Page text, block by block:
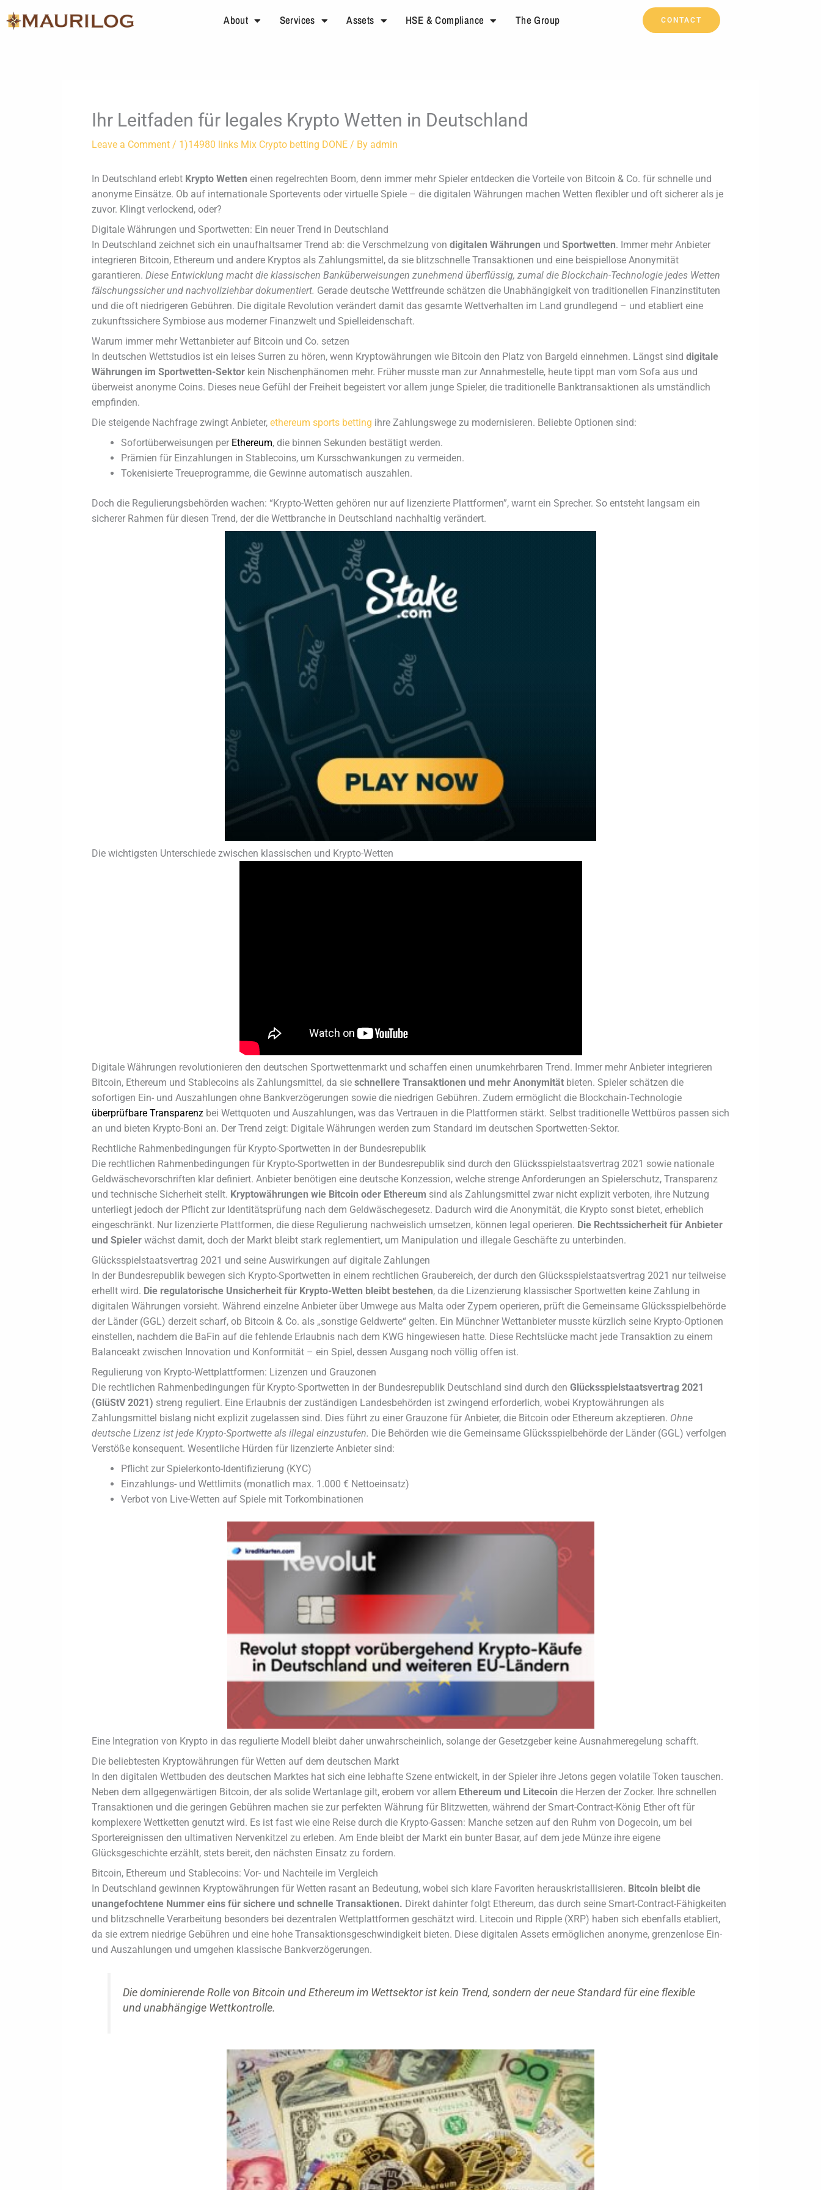
to
About Services Assets HSE & Compliance The Group CONTACT
Ihr Leitfaden für legales Krypto Wetten in Deutschland
Leave a Comment / 1)14980 links Mix Crypto betting DONE / By admin
In Deutschland erlebt Krypto Wetten einen regelrechten Boom, denn immer mehr Spieler entdecken die Vorteile von Bitcoin & Co. für schnelle und
anonyme Einsätze. Ob auf internationale Sportevents oder virtuelle Spiele – die digitalen Währungen machen Wetten flexibler und oft sicherer als je
zuvor. Klingt verlockend, oder?
Digitale Währungen und Sportwetten: Ein neuer Trend in Deutschland
In Deutschland zeichnet sich ein unaufhaltsamer Trend ab: die Verschmelzung von digitalen Währungen und Sportwetten. Immer mehr Anbieter
integrieren Bitcoin, Ethereum und andere Kryptos als Zahlungsmittel, da sie blitzschnelle Transaktionen und eine beispiellose Anonymität
garantieren. Diese Entwicklung macht die klassischen Banküberweisungen zunehmend überflüssig, zumal die Blockchain-Technologie jedes Wetten
fälschungssicher und nachvollziehbar dokumentiert. Gerade deutsche Wettfreunde schätzen die Unabhängigkeit von traditionellen Finanzinstituten
und die oft niedrigeren Gebühren. Die digitale Revolution verändert damit das gesamte Wettverhalten im Land grundlegend – und etabliert eine
zukunftssichere Symbiose aus moderner Finanzwelt und Spielleidenschaft.
Warum immer mehr Wettanbieter auf Bitcoin und Co. setzen
In deutschen Wettstudios ist ein leises Surren zu hören, wenn Kryptowährungen wie Bitcoin den Platz von Bargeld einnehmen. Längst sind digitale
Währungen im Sportwetten-Sektor kein Nischenphänomen mehr. Früher musste man zur Annahmestelle, heute tippt man vom Sofa aus und
überweist anonyme Coins. Dieses neue Gefühl der Freiheit begeistert vor allem junge Spieler, die traditionelle Banktransaktionen als umständlich
empfinden.
Die steigende Nachfrage zwingt Anbieter, ethereum sports betting ihre Zahlungswege zu modernisieren. Beliebte Optionen sind:
Sofortüberweisungen per Ethereum, die binnen Sekunden bestätigt werden.
Prämien für Einzahlungen in Stablecoins, um Kursschwankungen zu vermeiden.
Tokenisierte Treueprogramme, die Gewinne automatisch auszahlen.
Doch die Regulierungsbehörden wachen: “Krypto-Wetten gehören nur auf lizenzierte Plattformen”, warnt ein Sprecher. So entsteht langsam ein
sicherer Rahmen für diesen Trend, der die Wettbranche in Deutschland nachhaltig verändert.
Die wichtigsten Unterschiede zwischen klassischen und Krypto-Wetten
Digitale Währungen revolutionieren den deutschen Sportwettenmarkt und schaffen einen unumkehrbaren Trend. Immer mehr Anbieter integrieren
Bitcoin, Ethereum und Stablecoins als Zahlungsmittel, da sie schnellere Transaktionen und mehr Anonymität bieten. Spieler schätzen die
sofortigen Ein- und Auszahlungen ohne Bankverzögerungen sowie die niedrigen Gebühren. Zudem ermöglicht die Blockchain-Technologie
überprüfbare Transparenz bei Wettquoten und Auszahlungen, was das Vertrauen in die Plattformen stärkt. Selbst traditionelle Wettbüros passen sich
an und bieten Krypto-Boni an. Der Trend zeigt: Digitale Währungen werden zum Standard im deutschen Sportwetten-Sektor.
Rechtliche Rahmenbedingungen für Krypto-Sportwetten in der Bundesrepublik
Die rechtlichen Rahmenbedingungen für Krypto-Sportwetten in der Bundesrepublik sind durch den Glücksspielstaatsvertrag 2021 sowie nationale
Geldwäschevorschriften klar definiert. Anbieter benötigen eine deutsche Konzession, welche strenge Anforderungen an Spielerschutz, Transparenz
und technische Sicherheit stellt. Kryptowährungen wie Bitcoin oder Ethereum sind als Zahlungsmittel zwar nicht explizit verboten, ihre Nutzung
unterliegt jedoch der Pflicht zur Identitätsprüfung nach dem Geldwäschegesetz. Dadurch wird die Anonymität, die Krypto sonst bietet, erheblich
eingeschränkt. Nur lizenzierte Plattformen, die diese Regulierung nachweislich umsetzen, können legal operieren. Die Rechtssicherheit für Anbieter
und Spieler wächst damit, doch der Markt bleibt stark reglementiert, um Manipulation und illegale Geschäfte zu unterbinden.
Glücksspielstaatsvertrag 2021 und seine Auswirkungen auf digitale Zahlungen
In der Bundesrepublik bewegen sich Krypto-Sportwetten in einem rechtlichen Graubereich, der durch den Glücksspielstaatsvertrag 2021 nur teilweise
erhellt wird. Die regulatorische Unsicherheit für Krypto-Wetten bleibt bestehen, da die Lizenzierung klassischer Sportwetten keine Zahlung in
digitalen Währungen vorsieht. Während einzelne Anbieter über Umwege aus Malta oder Zypern operieren, prüft die Gemeinsame Glücksspielbehörde
der Länder (GGL) derzeit scharf, ob Bitcoin & Co. als „sonstige Geldwerte“ gelten. Ein Münchner Wettanbieter musste kürzlich seine Krypto-Optionen
einstellen, nachdem die BaFin auf die fehlende Erlaubnis nach dem KWG hingewiesen hatte. Diese Rechtslücke macht jede Transaktion zu einem
Balanceakt zwischen Innovation und Konformität – ein Spiel, dessen Ausgang noch völlig offen ist.
Regulierung von Krypto-Wettplattformen: Lizenzen und Grauzonen
Die rechtlichen Rahmenbedingungen für Krypto-Sportwetten in der Bundesrepublik Deutschland sind durch den Glücksspielstaatsvertrag 2021
(GlüStV 2021) streng reguliert. Eine Erlaubnis der zuständigen Landesbehörden ist zwingend erforderlich, wobei Kryptowährungen als
Zahlungsmittel bislang nicht explizit zugelassen sind. Dies führt zu einer Grauzone für Anbieter, die Bitcoin oder Ethereum akzeptieren. Ohne
deutsche Lizenz ist jede Krypto-Sportwette als illegal einzustufen. Die Behörden wie die Gemeinsame Glücksspielbehörde der Länder (GGL) verfolgen
Verstöße konsequent. Wesentliche Hürden für lizenzierte Anbieter sind:
Pflicht zur Spielerkonto-Identifizierung (KYC)
Einzahlungs- und Wettlimits (monatlich max. 1.000 € Nettoeinsatz)
Verbot von Live-Wetten auf Spiele mit Torkombinationen
Eine Integration von Krypto in das regulierte Modell bleibt daher unwahrscheinlich, solange der Gesetzgeber keine Ausnahmeregelung schafft.
Die beliebtesten Kryptowährungen für Wetten auf dem deutschen Markt
In den digitalen Wettbuden des deutschen Marktes hat sich eine lebhafte Szene entwickelt, in der Spieler ihre Jetons gegen volatile Token tauschen.
Neben dem allgegenwärtigen Bitcoin, der als solide Wertanlage gilt, erobern vor allem Ethereum und Litecoin die Herzen der Zocker. Ihre schnellen
Transaktionen und die geringen Gebühren machen sie zur perfekten Währung für Blitzwetten, während der Smart-Contract-König Ether oft für
komplexere Wettketten genutzt wird. Es ist fast wie eine Reise durch die Krypto-Gassen: Manche setzen auf den Ruhm von Dogecoin, um bei
Sportereignissen den ultimativen Nervenkitzel zu erleben. Am Ende bleibt der Markt ein bunter Basar, auf dem jede Münze ihre eigene
Glücksgeschichte erzählt, stets bereit, den nächsten Einsatz zu fordern.
Bitcoin, Ethereum und Stablecoins: Vor- und Nachteile im Vergleich
In Deutschland gewinnen Kryptowährungen für Wetten rasant an Bedeutung, wobei sich klare Favoriten herauskristallisieren. Bitcoin bleibt die
unangefochtene Nummer eins für sichere und schnelle Transaktionen. Direkt dahinter folgt Ethereum, das durch seine Smart-Contract-Fähigkeiten
und blitzschnelle Verarbeitung besonders bei dezentralen Wettplattformen geschätzt wird. Litecoin und Ripple (XRP) haben sich ebenfalls etabliert,
da sie extrem niedrige Gebühren und eine hohe Transaktionsgeschwindigkeit bieten. Diese digitalen Assets ermöglichen anonyme, grenzenlose Ein-
und Auszahlungen und umgehen klassische Bankverzögerungen.
Die dominierende Rolle von Bitcoin und Ethereum im Wettsektor ist kein Trend, sondern der neue Standard für eine flexible
und unabhängige Wettkontrolle.